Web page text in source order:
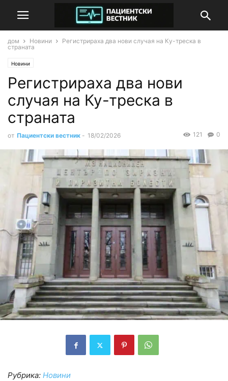
дом Новини
Регистрираха два нови случая на Ку-треска в
страната
Новини
Регистрираха два нови
случая на Ку-треска в
страната
от Пациентски вестник - 18/02/2026 0
121
Рубрика: Новини